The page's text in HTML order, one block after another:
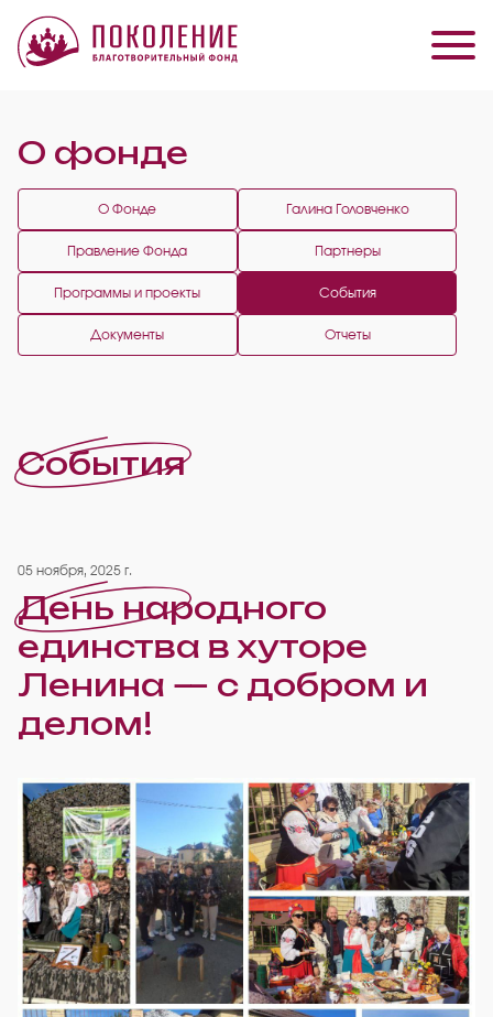
О фонде
О Фонде Галина Головченко
Правление Фонда Партнеры
Программы и проекты События
Документы Отчеты
События
05 ноября, 2025 г.
День народного
единства в хуторе
Ленина — с добром и
делом!